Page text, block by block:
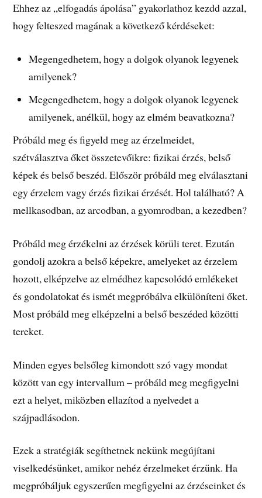
Ehhez az „elfogadás ápolása” gyakorlathoz kezdd azzal,
hogy felteszed magának a következő kérdéseket:
Megengedhetem, hogy a dolgok olyanok legyenek
amilyenek?
Megengedhetem, hogy a dolgok olyanok legyenek
amilyenek, anélkül, hogy az elmém beavatkozna?
Próbáld meg és figyeld meg az érzelmeidet,
szétválasztva őket összetevőikre: fizikai érzés, belső
képek és belső beszéd. Először próbáld meg elválasztani
egy érzelem vagy érzés fizikai érzését. Hol található? A
mellkasodban, az arcodban, a gyomrodban, a kezedben?
Próbáld meg érzékelni az érzések körüli teret. Ezután
gondolj azokra a belső képekre, amelyeket az érzelem
hozott, elképzelve az elmédhez kapcsolódó emlékeket
és gondolatokat és ismét megpróbálva elkülöníteni őket.
Most próbáld meg elképzelni a belső beszéded közötti
tereket.
Minden egyes belsőleg kimondott szó vagy mondat
között van egy intervallum – próbáld meg megfigyelni
ezt a helyet, miközben ellazítod a nyelvedet a
szájpadlásodon.
Ezek a stratégiák segíthetnek nekünk megújítani
viselkedésünket, amikor nehéz érzelmeket érzünk. Ha
megpróbáljuk egyszerűen megfigyelni az érzéseinket és